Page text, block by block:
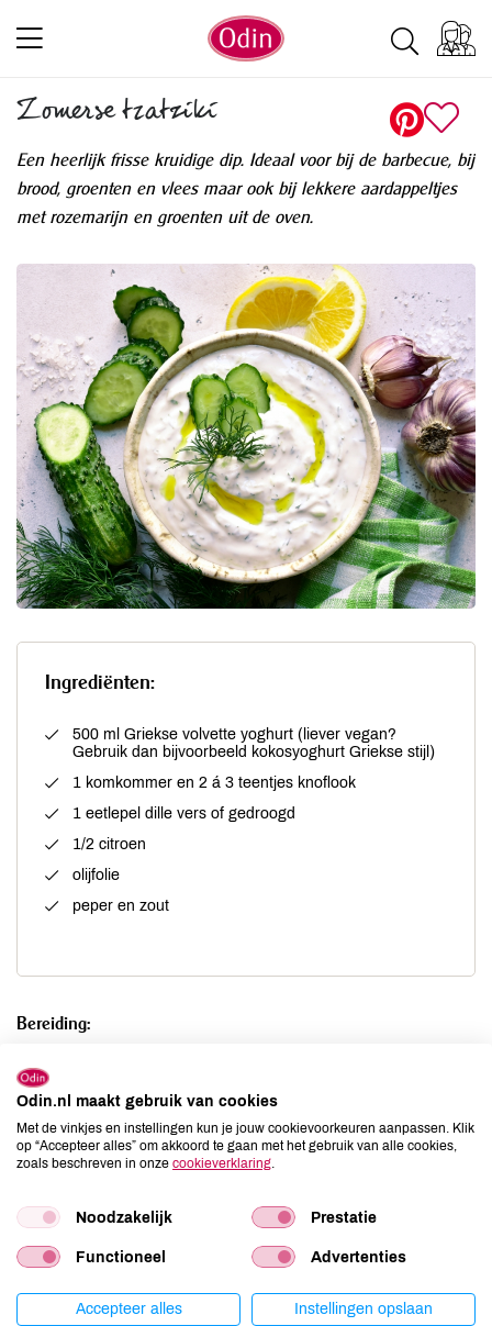
Zomerse tzatziki
Een heerlijk frisse kruidige dip. Ideaal voor bij de barbecue, bij
brood, groenten en vlees maar ook bij lekkere aardappeltjes
met rozemarijn en groenten uit de oven.
Ingrediënten:
500 ml Griekse volvette yoghurt (liever vegan?
Gebruik dan bijvoorbeeld kokosyoghurt Griekse stijl)
1 komkommer en 2 á 3 teentjes knoflook
1 eetlepel dille vers of gedroogd
1/2 citroen
olijfolie
peper en zout
Bereiding:
zaadlijsten verwijderen: snijd de komkommer over de
lengte doormidden en schraap met een lepel de
zaadlijsten eruit. Snijd dan de twee helften in stukjes.
fijngehakte knoflook aan toe.
Voeg tot slot het sap van een halve citroen toe (denk om
Odin.nl maakt gebruik van cookies
Met de vinkjes en instellingen kun je jouw cookievoorkeuren aanpassen. Klik
op “Accepteer alles” om akkoord te gaan met het gebruik van alle cookies,
zoals beschreven in onze cookieverklaring.
Noodzakelijk Prestatie
Functioneel Advertenties
Accepteer alles Instellingen opslaan